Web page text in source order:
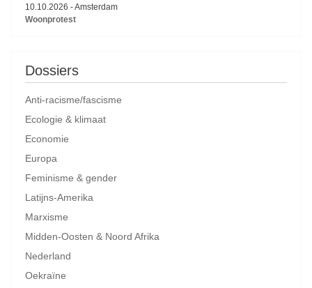
10.10.2026 -Amsterdam
Woonprotest
Dossiers
Anti-racisme/fascisme
Ecologie & klimaat
Economie
Europa
Feminisme & gender
Latijns-Amerika
Marxisme
Midden-Oosten & Noord Afrika
Nederland
Oekraïne